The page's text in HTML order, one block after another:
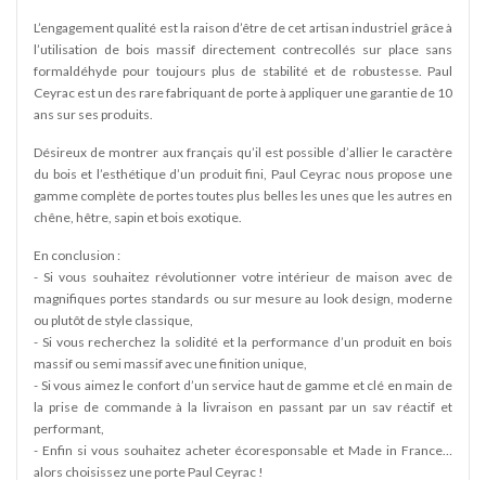
L’engagement qualité est la raison d’être de cet artisan industriel grâce à
l’utilisation de bois massif directement contrecollés sur place sans
formaldéhyde pour toujours plus de stabilité et de robustesse. Paul
Ceyrac est un des rare fabriquant de porte à appliquer une garantie de 10
ans sur ses produits.
Désireux de montrer aux français qu’il est possible d’allier le caractère
du bois et l’esthétique d’un produit fini, Paul Ceyrac nous propose une
gamme complète de portes toutes plus belles les unes que les autres en
chêne, hêtre, sapin et bois exotique.
En conclusion :
- Si vous souhaitez révolutionner votre intérieur de maison avec de
magnifiques portes standards ou sur mesure au look design, moderne
ou plutôt de style classique,
- Si vous recherchez la solidité et la performance d’un produit en bois
massif ou semi massif avec une finition unique,
- Si vous aimez le confort d’un service haut de gamme et clé en main de
la prise de commande à la livraison en passant par un sav réactif et
performant,
- Enfin si vous souhaitez acheter écoresponsable et Made in France…
alors choisissez une porte Paul Ceyrac !